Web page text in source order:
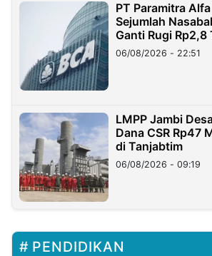
PT Paramitra
Sejumlah
Ganti Rugi Rp2,8
06/08/2026 - 22:51
LMPP Jambi
Dana CSR Rp47
di Tanjabtim
06/08/2026 - 09:19
PENDIDIKAN